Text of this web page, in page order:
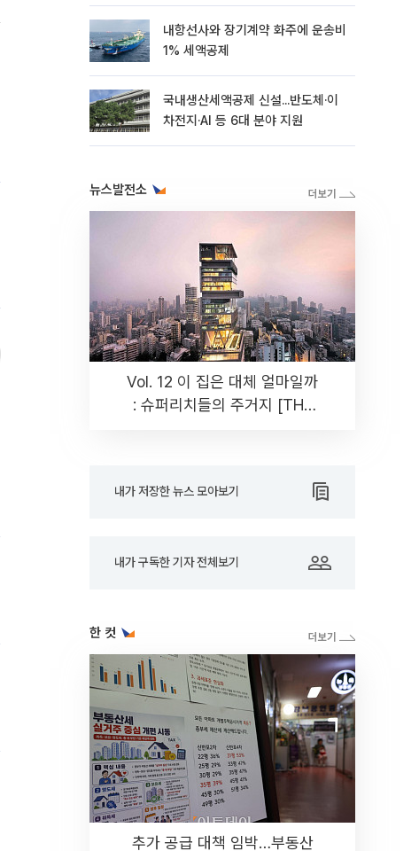
내항선사와 장기계약 화주에 운송비
1% 세액공제
국내생산세액공제 신설...반도체·이
차전지·AI 등 6대 분야 지원
뉴스발전소
Vol. 12 이 집은 대체 얼마일까
: 슈퍼리치들의 주거지 [THE
내가 저장한 뉴스 모아보기
내가 구독한 기자 전체보기
한 컷
추가 공급 대책 임박…부동산